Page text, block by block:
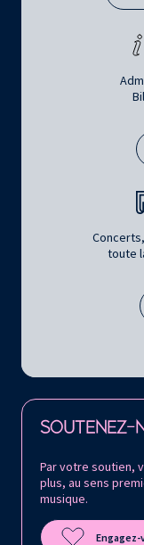
toute
SOUTENEZ-
Par votre soutien,
plus, au sens
musique.
Retrouvez la